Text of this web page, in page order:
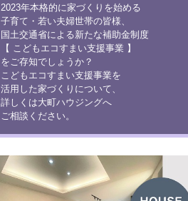
2023年本格的に家づくりを始める
子育て・若い夫婦世帯の皆様、
国土交通省による新たな補助金制度
【 こどもエコすまい支援事業 】
をご存知でしょうか？
こどもエコすまい支援事業を
活用した家づくりについて、
詳しくは大町ハウジングへ
ご相談ください。